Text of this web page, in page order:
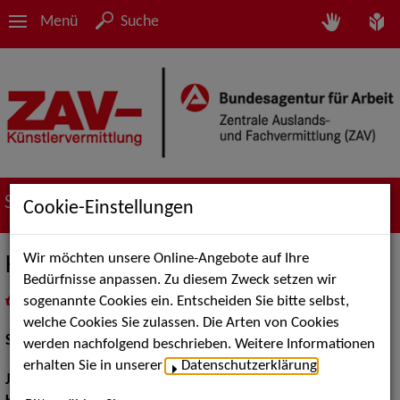
Menü Suche
Suche nach Künstler*innen
Klaus Prangenberg
als PDF speichern
inMeine Merklistelegen
Schauspiel:Film und TV
Jahrgang:
Cookie-Einstellungen
Wir möchten unsere Online-Angebote auf Ihre
Bedürfnisse anpassen. Zu diesem Zweck setzen wir
sogenannte Cookies ein. Entscheiden Sie bitte selbst,
welche Cookies Sie zulassen. Die Arten von Cookies
werden nachfolgend beschrieben. Weitere Informationen
erhalten Sie in unserer
Datenschutzerklärung